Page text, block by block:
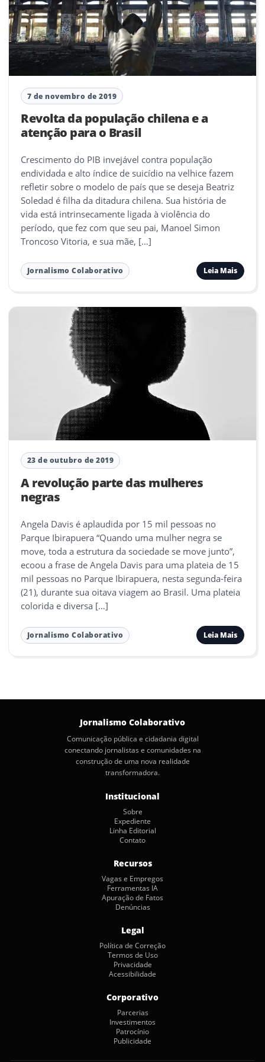
7 de novembro de 2019
Revolta da população chilena e a
atenção para o Brasil
Crescimento do PIB invejável contra população
endividada e alto índice de suicídio na velhice fazem
refletir sobre o modelo de país que se deseja Beatriz
Soledad é filha da ditadura chilena. Sua história de
vida está intrinsecamente ligada à violência do
período, que fez com que seu pai, Manoel Simon
Troncoso Vitoria, e sua mãe, […]
Jornalismo Colaborativo Leia Mais
23 de outubro de 2019
A revolução parte das mulheres
negras
Angela Davis é aplaudida por 15 mil pessoas no
Parque Ibirapuera “Quando uma mulher negra se
move, toda a estrutura da sociedade se move junto”,
ecoou a frase de Angela Davis para uma plateia de 15
mil pessoas no Parque Ibirapuera, nesta segunda-feira
(21), durante sua oitava viagem ao Brasil. Uma plateia
colorida e diversa […]
Jornalismo Colaborativo Leia Mais
Jornalismo Colaborativo
Comunicação pública e cidadania digital
conectando jornalistas e comunidades na
construção de uma nova realidade
transformadora.
Institucional
Sobre
Expediente
Linha Editorial
Contato
Recursos
Vagas e Empregos
Ferramentas IA
Apuração de Fatos
Denúncias
Legal
Política de Correção
Termos de Uso
Privacidade
Acessibilidade
Corporativo
Parcerias
Investimentos
Patrocínio
Publicidade